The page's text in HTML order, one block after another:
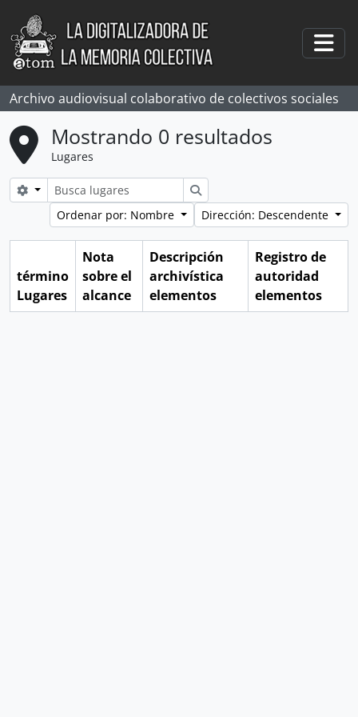
Skip to main content
Archivo audiovisual colaborativo de colectivos sociales
Mostrando 0 resultados
Lugares
Search options
Búsqueda
Ordenar por: Nombre
Dirección: Descendente
término
Lugares
Nota
sobre el
alcance
Descripción
archivística
elementos
Registro de
autoridad
elementos